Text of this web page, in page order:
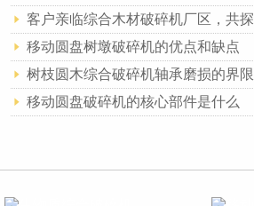
客户亲临综合木材破碎机厂区，共探
移动圆盘树墩破碎机的优点和缺点
树枝圆木综合破碎机轴承磨损的界限
移动圆盘破碎机的核心部件是什么